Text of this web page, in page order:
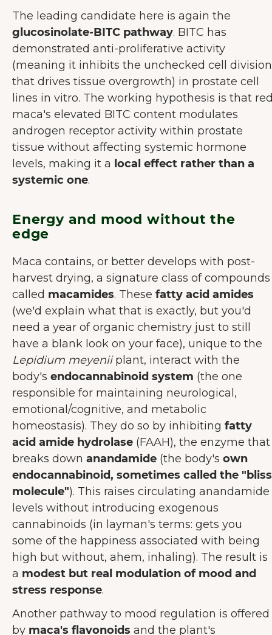
The leading candidate here is again the
glucosinolate-BITC pathway. BITC has
demonstrated anti-proliferative activity
(meaning it inhibits the unchecked cell division
that drives tissue overgrowth) in prostate cell
lines in vitro. The working hypothesis is that
maca's elevated BITC content modulates
androgen receptor activity within prostate
tissue without affecting systemic hormone
levels, making it a local effect rather than a
systemic one.
Energy and mood without the
edge
Maca contains, or better develops with post-
harvest drying, a signature class of compounds
called macamides. These fatty acid amides
(we'd explain what that is exactly, but you'd
need a year of organic chemistry just to still
have a blank look on your face), unique to the
Lepidium meyeniiplant, interact with the
body's endocannabinoid system (the one
responsible for maintaining neurological,
emotional/cognitive, and metabolic
homeostasis). They do so by inhibiting fatty
acid amide hydrolase (FAAH), the enzyme that
breaks down anandamide (the body's own
endocannabinoid, sometimes called the "bliss
molecule"). This raises circulating anandamide
levels without introducing exogenous
cannabinoids (in layman's terms: gets you
some of the happiness associated with being
high but without, ahem, inhaling). The result is
a modest but real modulation of mood and
stress response.
Another pathway to mood regulation is offered
by maca's flavonoids and the plant's
WELKOM BIJ JUNAIU.